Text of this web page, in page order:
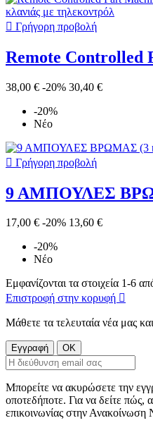
 Γρήγορη προβολή
Remote Controlled
38,00 € -20% 30,40 €
-20%
Νέο
 Γρήγορη προβολή
9 ΑΜΠΟΥΛΕΣ
17,00 € -20% 13,60 €
-20%
Νέο
Εμφανίζονται τα στοιχεία 1-6
Επιστροφή στην κορυφή 
Μάθετε τα τελευταία νέα μας
Μπορείτε να ακυρώσετε την
οποτεδήποτε. Για να δείτε πώς,
επικοινωνίας στην